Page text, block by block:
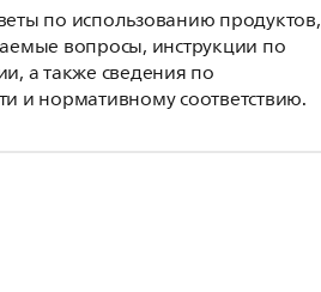
по использованию продуктов,
вопросы, инструкции по
а также сведения по
и нормативному соответствию.